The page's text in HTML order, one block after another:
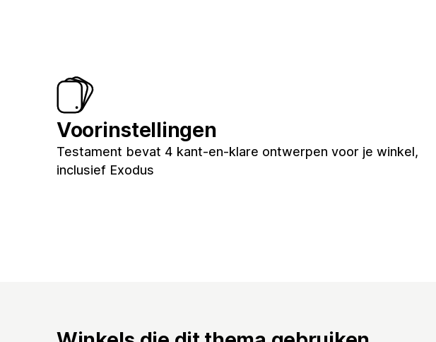
Voorinstellingen
Testament bevat 4 kant-en-klare ontwerpen voor je winkel,
inclusief Exodus